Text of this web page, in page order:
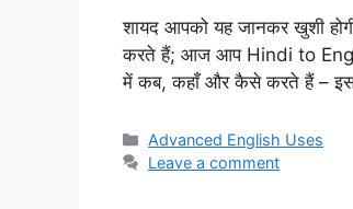
शायद आपको यह जानकर खुशी
करते हैं; आज आप Hindi to
में कब, कहाँ और कैसे करते हैं –
Categories
Advanced English Uses
Leave a comment